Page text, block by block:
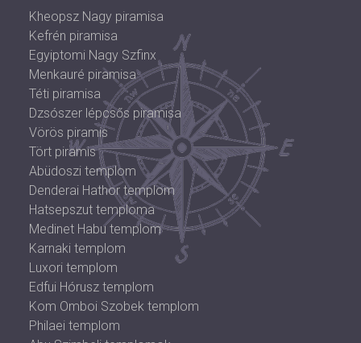
Kheopsz Nagy piramisa
Kefrén piramisa
Egyiptomi Nagy Szfinx
Menkauré piramisa
Téti piramisa
Dzsószer lépcsős piramisa
Vörös piramis
Tört piramis
Abüdoszi templom
Denderai Hathor templom
Hatsepszut temploma
Medinet Habu templom
Karnaki templom
Luxori templom
Edfui Hórusz templom
Kom Omboi Szobek templom
Philaei templom